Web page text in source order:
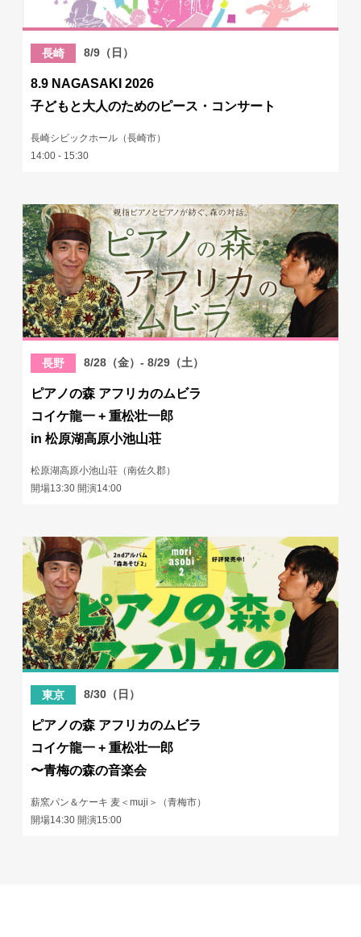
長崎 8/9（日）
8.9 NAGASAKI 2026
子どもと大人のためのピース・コンサート
長崎シビックホール（長崎市）
14:00 - 15:30
長野 8/28（金）- 8/29（土）
ピアノの森 アフリカのムビラ
コイケ龍一 + 重松壮一郎
in 松原湖高原小池山荘
松原湖高原小池山荘（南佐久郡）
開場13:30 開演14:00
東京 8/30（日）
ピアノの森 アフリカのムビラ
コイケ龍一 + 重松壮一郎
〜青梅の森の音楽会
薪窯パン＆ケーキ 麦＜muji＞（青梅市）
開場14:30 開演15:00